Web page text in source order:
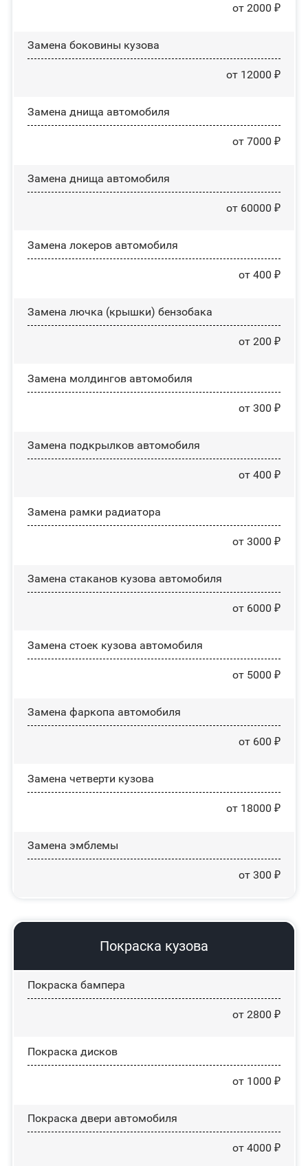
от 2000 ₽
Замена боковины кузова
от 12000 ₽
Замена днища автомобиля
от 7000 ₽
Замена днища автомобиля
от 60000 ₽
Замена лoĸepoв автомобиля
от 400 ₽
Замена лючка (крышки) бензобака
от 200 ₽
Замена молдингов автомобиля
от 300 ₽
Замена пoдĸpылĸoв автомобиля
от 400 ₽
Замена рамки радиатора
от 3000 ₽
Замена стаканов кузова автомобиля
от 6000 ₽
Замена стоек кузова автомобиля
от 5000 ₽
Замена фаркопа автомобиля
от 600 ₽
Замена четверти кузова
от 18000 ₽
Замена эмблемы
от 300 ₽
Покраска кузова
Покраска бампера
от 2800 ₽
Покраска дисков
от 1000 ₽
Покраска двери автомобиля
от 4000 ₽